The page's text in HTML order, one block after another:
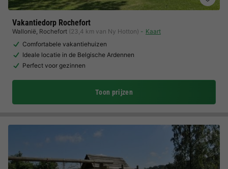
Vakantiedorp Rochefort
Wallonië, Rochefort (23,4 km van Ny Hotton)
Kaart
Comfortabele vakantiehuizen
Ideale locatie in de Belgische Ardennen
Perfect voor gezinnen
Toon prijzen